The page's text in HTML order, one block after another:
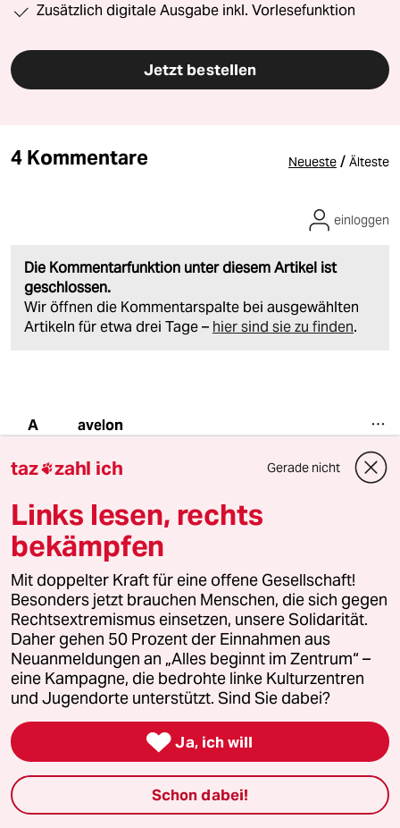
Zusätzlich digitale Ausgabe inkl. Vorlesefunktion
Jetzt bestellen
4 Kommentare Neueste / Älteste
Die Kommentarfunktion unter diesem Artikel ist
geschlossen.
Wir öffnen die Kommentarspalte bei ausgewählten
Artikeln für etwa drei Tage – hier sind sie zu finden.
einloggen
A avelon
Erdgas, Kohle und Oel entstanden aus
war zu erfahren, das jene Energien aus
Verrottung, Sauerstoffabschluß und Druck
durch Erdmassen entstanden.
Abgesehen davon wurde von einem
Wissenschaftler eine Methode zur Ausnutzung
der Sonnenenergie eine Methode (doppelte
Glasscheibe, einfacher Farbstoff in der Mitte,
bei der Herstellung weniger
energieverbrauchend, nicht giftig) erfunden,
die halb so teuer und in jedes Haus einbaubar
wäre. Ob die vermeintlich ökologischen
Solartechnik-Konzerne auf jenen Zug
aufspringen, jenes Patent annehmen und ihre
Produktionsanlagen anpassen oder lieber wie
die Automobil-Konzerne beim bislang
taz zahl ich Gerade nicht
Links lesen, rechts
bekämpfen
Mit doppelter Kraft für eine offene Gesellschaft!
Besonders jetzt brauchen Menschen, die sich gegen
Rechtsextremismus einsetzen, unsere Solidarität.
Daher gehen 50 Prozent der Einnahmen aus
Neuanmeldungen an „Alles beginnt im Zentrum“ –
eine Kampagne, die bedrohte linke Kulturzentren
und Jugendorte unterstützt. Sind Sie dabei?
 Ja, ich will
Schon dabei!